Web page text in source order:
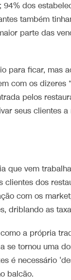
dos
também
parte das
para ficar, mas
com os dizeres
pelos
seus clientes
que vem
clientes dos
com os
driblando as
a própria
se tornou uma
é necessário
balcão.